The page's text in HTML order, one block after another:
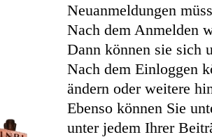
Neuanmeldungen
Nach dem Anmelden
Dann können sie sich
Nach dem Einloggen
ändern oder weitere
Ebenso können Sie
unter jedem Ihrer